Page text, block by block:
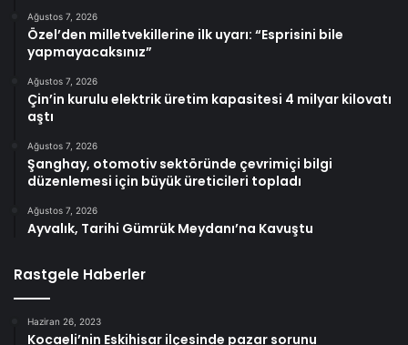
Ağustos 7, 2026
Özel’den milletvekillerine ilk uyarı: “Esprisini bile
yapmayacaksınız”
Ağustos 7, 2026
Çin’in kurulu elektrik üretim kapasitesi 4 milyar kilovatı
aştı
Ağustos 7, 2026
Şanghay, otomotiv sektöründe çevrimiçi bilgi
düzenlemesi için büyük üreticileri topladı
Ağustos 7, 2026
Ayvalık, Tarihi Gümrük Meydanı’na Kavuştu
Rastgele Haberler
Haziran 26, 2023
Kocaeli’nin Eskihisar ilçesinde pazar sorunu